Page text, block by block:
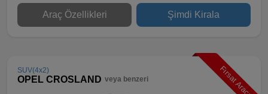
Araç Özellikleri Şimdi Kirala
Fırsat Aracı
SUV(4x2)
OPEL CROSLAND veya benzeri